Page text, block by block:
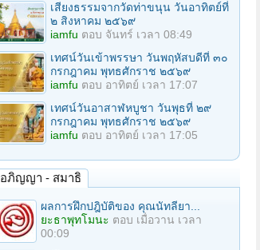
เสียงธรรมจากวัดท่าขนุน วันอาทิตย์ที่
๒ สิงหาคม ๒๕๖๙
iamfu ตอบ จันทร์ เวลา 08:49
เทศน์วันเข้าพรรษา วันพฤหัสบดีที่ ๓๐
กรกฎาคม พุทธศักราช ๒๕๖๙
iamfu ตอบ อาทิตย์ เวลา 17:07
เทศน์วันอาสาฬหบูชา วันพุธที่ ๒๙
กรกฎาคม พุทธศักราช ๒๕๖๙
iamfu ตอบ อาทิตย์ เวลา 17:05
อภิญญา - สมาธิ
ผลการฝึกปฎิบัติของ คุณนัทลียา...
ยะธาพุทโมนะ ตอบ เมื่อวาน เวลา
00:09